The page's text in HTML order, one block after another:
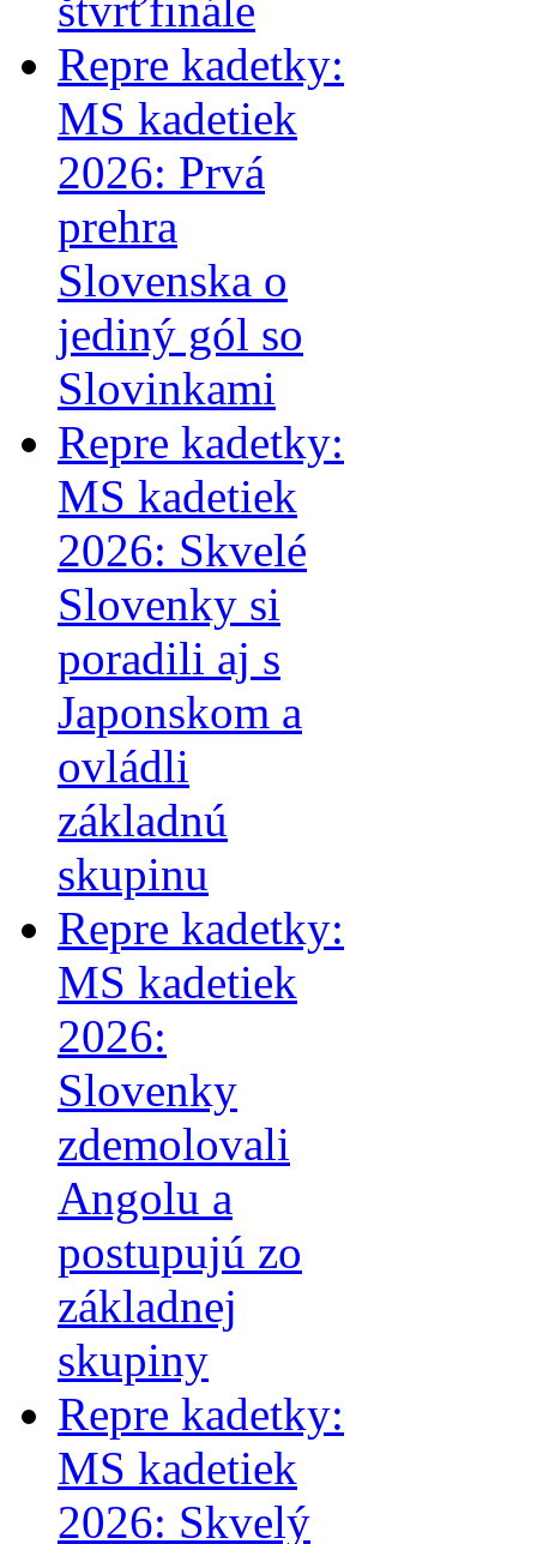
Repre kadetky:
MS kadetiek
2026: Prvá
prehra
Slovenska o
jediný gól so
Slovinkami
Repre kadetky:
MS kadetiek
2026: Skvelé
Slovenky si
poradili aj s
Japonskom a
ovládli
základnú
skupinu
Repre kadetky:
MS kadetiek
2026:
Slovenky
zdemolovali
Angolu a
postupujú zo
základnej
skupiny
Repre kadetky:
MS kadetiek
2026: Skvelý